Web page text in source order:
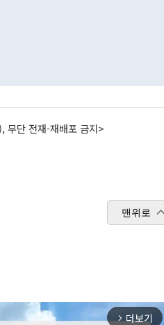
무단 전재-재배포 금지>
맨위로
arrow_forward_ios 더보기